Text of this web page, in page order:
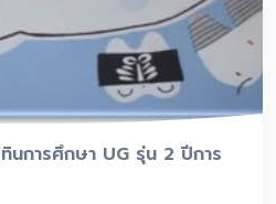
การศึกษา UG รุ่น 2 ปีการ